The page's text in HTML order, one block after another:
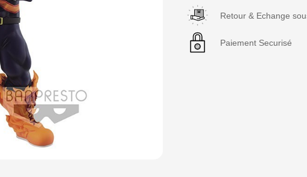
Retour & Echange
Paiement Securisé